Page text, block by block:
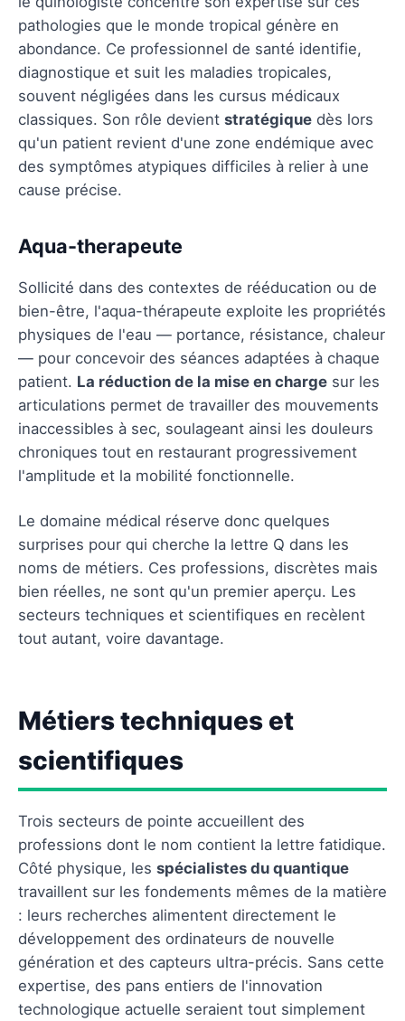
pathologies que le monde tropical génère en
abondance. Ce professionnel de santé identifie,
diagnostique et suit les maladies tropicales,
souvent négligées dans les cursus médicaux
classiques. Son rôle devient stratégique dès lors
qu'un patient revient d'une zone endémique avec
des symptômes atypiques difficiles à relier à une
cause précise.
Aqua-therapeute
Sollicité dans des contextes de rééducation ou de
bien-être, l'aqua-thérapeute exploite les propriétés
physiques de l'eau — portance, résistance, chaleur
— pour concevoir des séances adaptées à chaque
patient. La réduction de la mise en charge sur les
articulations permet de travailler des mouvements
inaccessibles à sec, soulageant ainsi les douleurs
chroniques tout en restaurant progressivement
l'amplitude et la mobilité fonctionnelle.
Le domaine médical réserve donc quelques
surprises pour qui cherche la lettre Q dans les
noms de métiers. Ces professions, discrètes mais
bien réelles, ne sont qu'un premier aperçu. Les
secteurs techniques et scientifiques en recèlent
tout autant, voire davantage.
Métiers techniques et
scientifiques
Trois secteurs de pointe accueillent des
professions dont le nom contient la lettre fatidique.
Côté physique, les spécialistes du quantique
travaillent sur les fondements mêmes de la matière
: leurs recherches alimentent directement le
développement des ordinateurs de nouvelle
génération et des capteurs ultra-précis. Sans cette
expertise, des pans entiers de l'innovation
technologique actuelle seraient tout simplement